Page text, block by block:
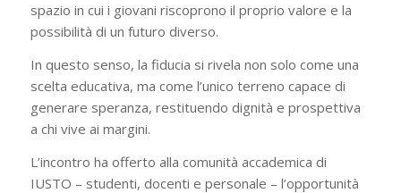
spazio in cui i giovani riscoprono il proprio valore e la
possibilità di un futuro diverso.
In questo senso, la fiducia si rivela non solo come una
scelta educativa, ma come l’unico terreno capace di
generare speranza, restituendo dignità e prospettiva
a chi vive ai margini.
L’incontro ha offerto alla comunità accademica di
IUSTO – studenti, docenti e personale – l’opportunità